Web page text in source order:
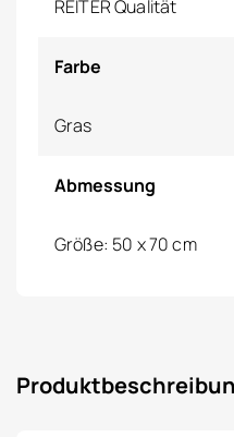
REITER Qualität
Farbe
Gras
Abmessung
Größe: 50 x 70 cm